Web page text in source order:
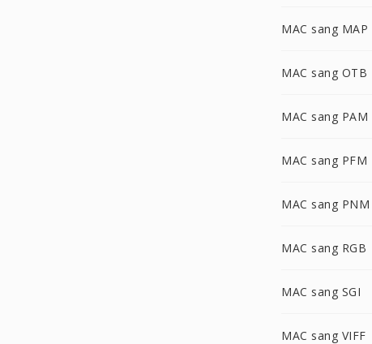
MAC sang MAP
MAC sang OTB
MAC sang PAM
MAC sang PFM
MAC sang PNM
MAC sang RGB
MAC sang SGI
MAC sang VIFF